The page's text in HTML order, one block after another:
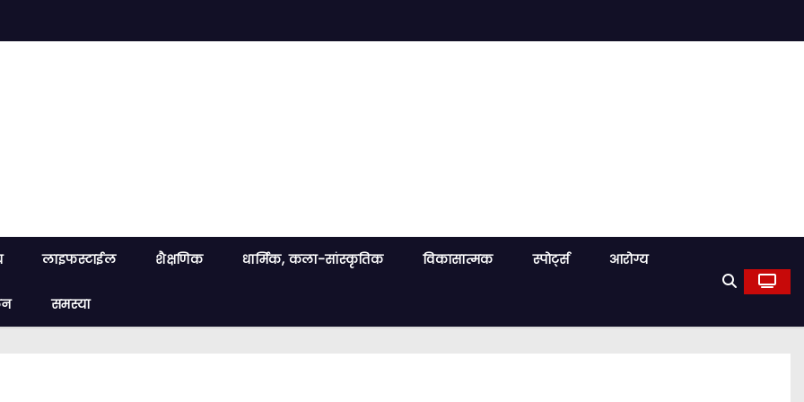
लाइफस्टाईल शैक्षणिक धार्मिक, कला-सांस्कृतिक विकासात्मक स्पोर्ट्स आरोग्य
समस्या